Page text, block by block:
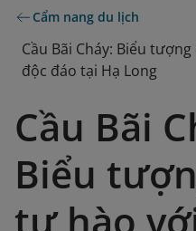
Cẩm nang du lịch
Cầu Bãi Cháy: Biểu
độc đáo tại Hạ Long
Cầu Bãi
Biểu
tự hào